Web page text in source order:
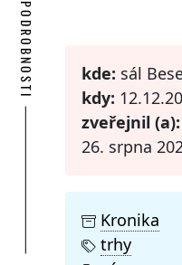
PODROBNOSTI kde: sál
kdy:
zveřejnil (a):
26. srpna
Kronika
trhy